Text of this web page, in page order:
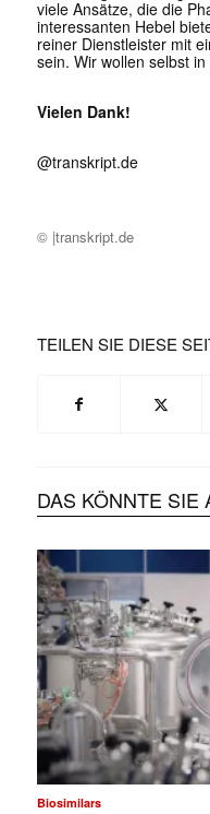
viele Ansätze, die die
interessanten Hebel
reiner Dienstleister mit
sein. Wir wollen selbst
Vielen Dank!
@transkript.de
© |transkript.de
TEILEN SIE DIESE
DAS KÖNNTE SIE
Biosimilars